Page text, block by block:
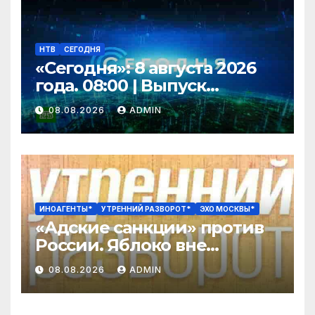
НТВ СЕГОДНЯ
«Сегодня»: 8 августа 2026
года. 08:00 | Выпуск
новостей | Новости НТВ
08.08.2026 ADMIN
ИНОАГЕНТЫ* УТРЕННИЙ РАЗВОРОТ* ЭХО МОСКВЫ*
«Адские санкции» против
России. Яблоко вне
выборов? Оценка успеха
СВО упала до минимума /
Вьюгин
08.08.2026 ADMIN